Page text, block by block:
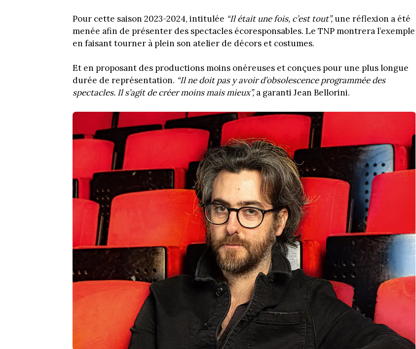
Pour cette saison 2023-2024, intitulée “Il était une fois, c’est tout”,une réflexion a été
menée afin de présenter des spectacles écoresponsables. Le TNP montrera l’exemple
en faisant tourner à plein son atelier de décors et costumes.
Et en proposant des productions moins onéreuses et conçues pour une plus longue
durée de représentation. “Il ne doit pas y avoir d’obsolescence programmée des
spectacles. Il s’agit de créer moins mais mieux”,a garanti Jean Bellorini.